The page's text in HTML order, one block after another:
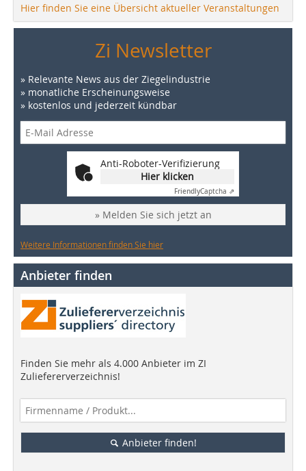
Hier finden Sie eine Übersicht aktueller Veranstaltungen
Zi Newsletter
» Relevante News aus der Ziegelindustrie
» monatliche Erscheinungsweise
» kostenlos und jederzeit kündbar
Anti-Roboter-Verifizierung
Hier klicken
FriendlyCaptcha ⇗
» Melden Sie sich jetzt an
Weitere Informationen finden Sie hier
Anbieter finden
Finden Sie mehr als 4.000 Anbieter im ZI
Zuliefererverzeichnis!
Anbieter finden!